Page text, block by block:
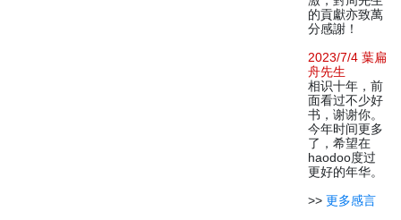
的貢獻亦致萬
分感謝！
2023/7/4 葉扁
舟先生
相识十年，前
面看过不少好
书，谢谢你。
今年时间更多
了，希望在
haodoo度过
更好的年华。
>> 更多感言